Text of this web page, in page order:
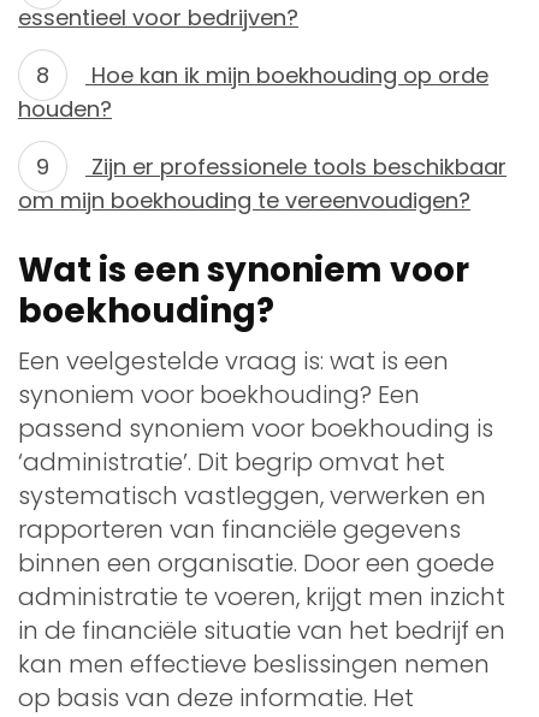
essentieel voor bedrijven?
Hoe kan ik mijn boekhouding op orde
houden?
Zijn er professionele tools beschikbaar
om mijn boekhouding te vereenvoudigen?
Wat is een synoniem voor
boekhouding?
Een veelgestelde vraag is: wat is een
synoniem voor boekhouding? Een
passend synoniem voor boekhouding is
‘administratie’. Dit begrip omvat het
systematisch vastleggen, verwerken en
rapporteren van financiële gegevens
binnen een organisatie. Door een goede
administratie te voeren, krijgt men inzicht
in de financiële situatie van het bedrijf en
kan men effectieve beslissingen nemen
op basis van deze informatie. Het